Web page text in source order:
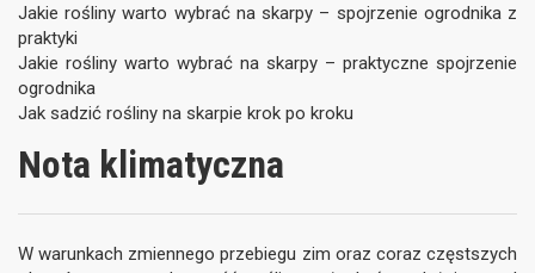
Jakie rośliny warto wybrać na skarpy – spojrzenie ogrodnika z
praktyki
Jakie rośliny warto wybrać na skarpy – praktyczne spojrzenie
ogrodnika
Jak sadzić rośliny na skarpie krok po kroku
Nota klimatyczna
W warunkach zmiennego przebiegu zim oraz coraz częstszych